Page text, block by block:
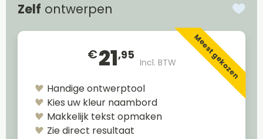
Zelf ontwerpen
€21,95
Incl. BTW Meest gekozen
Handige ontwerptool
Kies uw kleur naambord
Makkelijk tekst opmaken
Zie direct resultaat